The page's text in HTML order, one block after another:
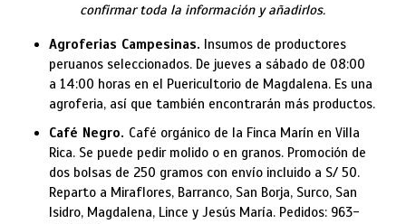
confirmar toda la información y añadirlos.
Agroferias Campesinas. Insumos de productores
peruanos seleccionados. De jueves a sábado de 08:00
a 14:00 horas en el Puericultorio de Magdalena. Es una
agroferia, así que también encontrarán más productos.
Café Negro. Café orgánico de la Finca Marín en Villa
Rica. Se puede pedir molido o en granos. Promoción de
dos bolsas de 250 gramos con envío incluido a S/ 50.
Reparto a Miraflores, Barranco, San Borja, Surco, San
Isidro, Magdalena, Lince y Jesús María. Pedidos: 963-